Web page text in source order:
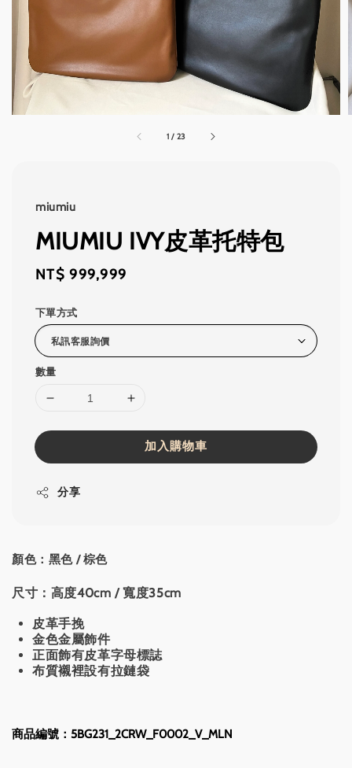
1 / 23
miumiu
MIUMIU IVY皮革托特包
Regular
NT$ 999,999
下單方式
數量
加入購物車
分享
顏色：黑色 / 棕色
尺寸：高度40cm / 寬度35cm
皮革手挽
金色金屬飾件
正面飾有皮革字母標誌
布質襯裡設有拉鏈袋
商品編號：5BG231_2CRW_F0002_V_MLN